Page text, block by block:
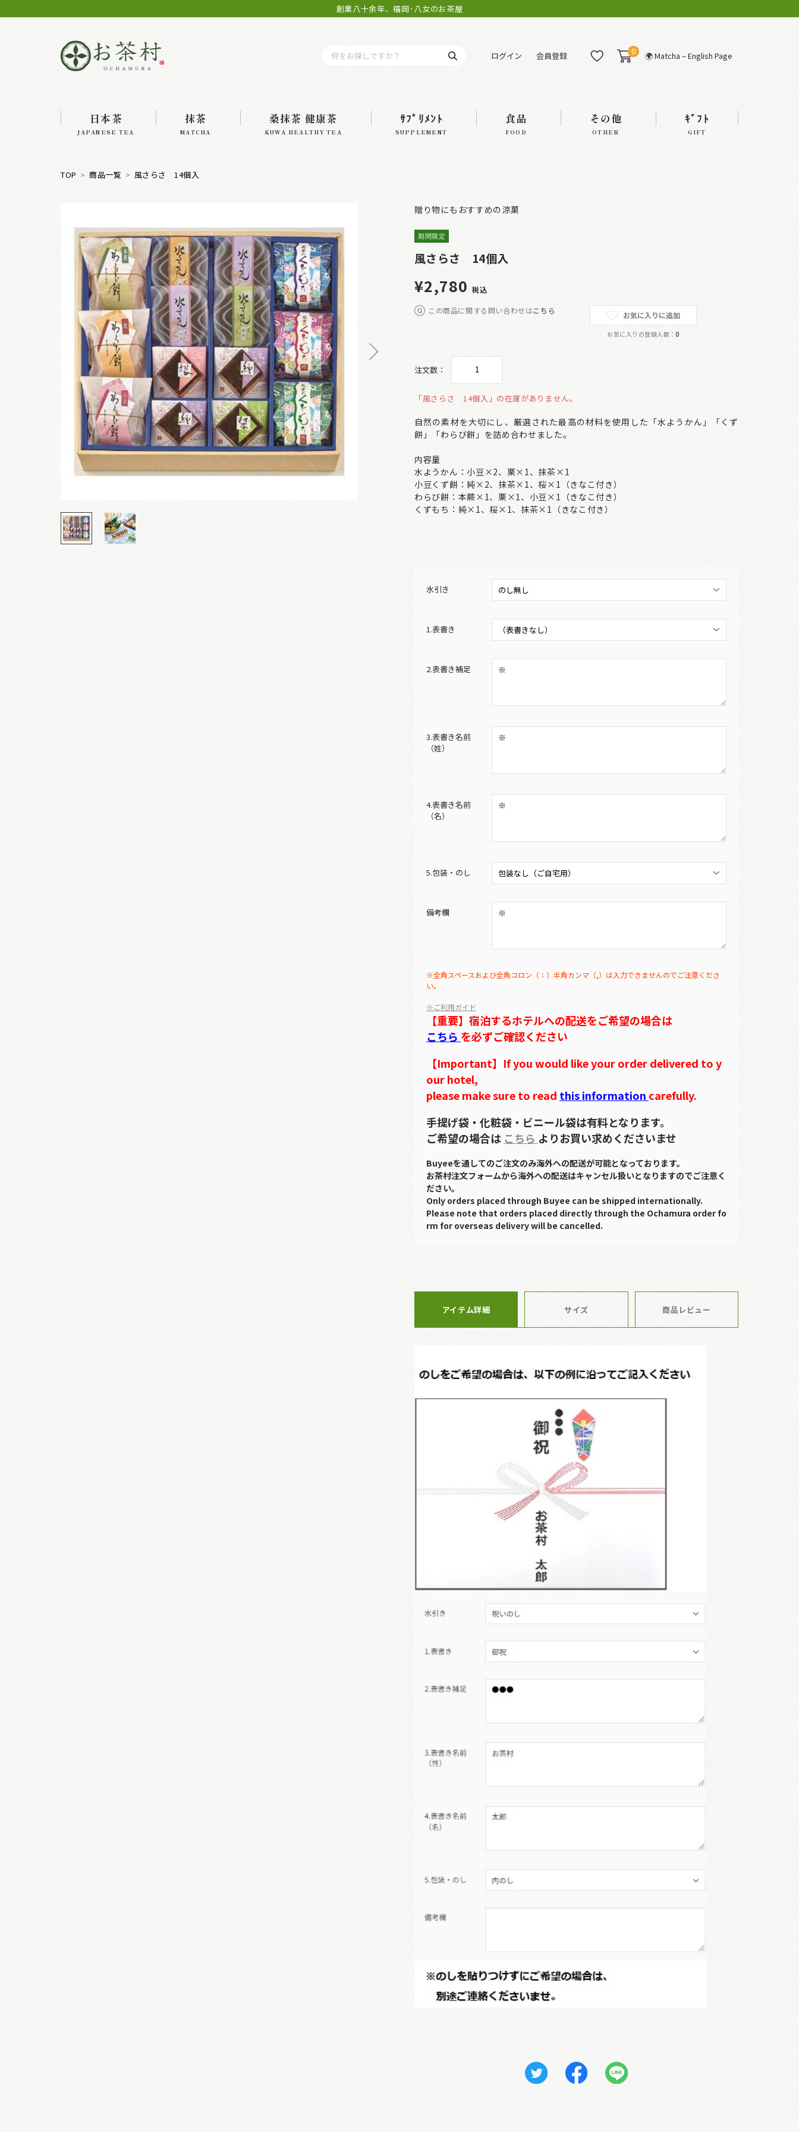
創業八十余年、福岡･八女のお茶屋
ログイン 会員登録 0 🌍 Matcha – English Page
日本茶
JAPANESE TEA
抹茶
MATCHA
桑抹茶 健康茶
KUWA HEALTHY TEA
ｻﾌﾟﾘﾒﾝﾄ
SUPPLEMENT
食品
FOOD
その他
OTHER
ｷﾞﾌﾄ
GIFT
TOP 商品一覧 風さらさ 14個入
贈り物にもおすすめの涼菓
期間限定
風さらさ 14個入
¥2,780 税込
この商品に関する問い合わせはこちら お気に入りに追加
お気に入りの登録人数： 0
注文数：
「風さらさ 14個入」の在庫がありません。
自然の素材を大切にし、厳選された最高の材料を使用した「水ようかん」「くず
餅」「わらび餅」を詰め合わせました。
内容量
水ようかん：小豆×2、栗×1、抹茶×1
小豆くず餅：純×2、抹茶×1、桜×1（きなこ付き）
わらび餅：本蕨×1、栗×1、小豆×1（きなこ付き）
くずもち：純×1、桜×1、抹茶×1（きなこ付き）
水引き
1.表書き
2.表書き補足
3.表書き名前
（姓）
4.表書き名前
（名）
5.包装・のし
備考欄
※全角スペースおよび全角コロン（：）半角カンマ（,）は入力できませんのでご注意くださ
い。
※ご利用ガイド
【重要】宿泊するホテルへの配送をご希望の場合は
こちら を必ずご確認ください
【Important】If you would like your order delivered to y
our hotel,
please make sure to read this information carefully.
手提げ袋・化粧袋・ビニール袋は有料となります。
ご希望の場合は こちら よりお買い求めくださいませ
Buyeeを通してのご注文のみ海外への配送が可能となっております。
お茶村注文フォームから海外への配送はキャンセル扱いとなりますのでご注意く
ださい。
Only orders placed through Buyee can be shipped internationally.
Please note that orders placed directly through the Ochamura order fo
rm for overseas delivery will be cancelled.
アイテム詳細 サイズ 商品レビュー